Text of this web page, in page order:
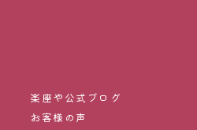
楽座や公式ブログ
お客様の声